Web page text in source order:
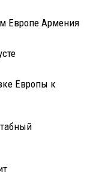
Европе Армения
Европы к